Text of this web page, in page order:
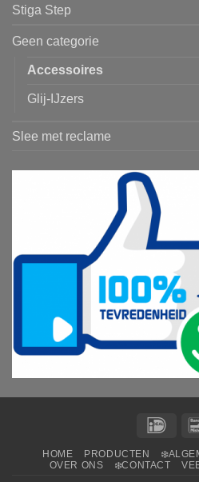
Stiga Step
Geen categorie
Accessoires
Glij-IJzers
Slee met reclame
IDeal
HOME PRODUCTEN
OVER ONS
❄️CONTACT